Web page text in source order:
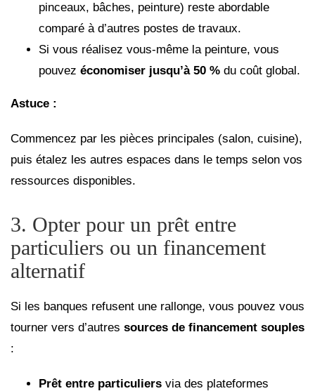
pinceaux, bâches, peinture) reste abordable
comparé à d’autres postes de travaux.
Si vous réalisez vous-même la peinture, vous
pouvez économiser jusqu’à 50 % du coût global.
Astuce :
Commencez par les pièces principales (salon, cuisine),
puis étalez les autres espaces dans le temps selon vos
ressources disponibles.
3. Opter pour un prêt entre
particuliers ou un financement
alternatif
Si les banques refusent une rallonge, vous pouvez vous
tourner vers d’autres sources de financement souples
:
Prêt entre particuliers via des plateformes